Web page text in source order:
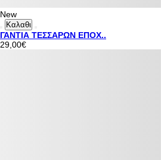
New
Καλαθι
ΓΑΝΤΙΑ ΤΕΣΣΑΡΩΝ ΕΠΟΧ..
29,00€